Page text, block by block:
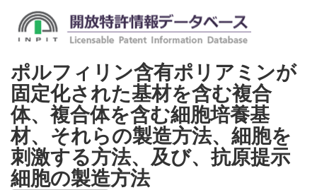
ポルフィリン含有ポリアミンが
固定化された基材を含む複合
体、複合体を含む細胞培養基
材、それらの製造方法、細胞を
刺激する方法、及び、抗原提示
細胞の製造方法